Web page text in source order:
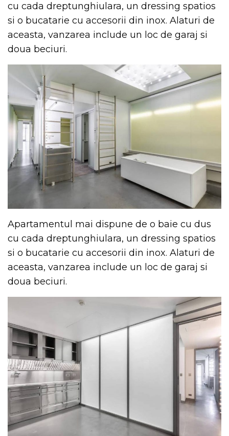
cu cada dreptunghiulara, un dressing spatios
si o bucatarie cu accesorii din inox. Alaturi de
aceasta, vanzarea include un loc de garaj si
doua beciuri.
Apartamentul mai dispune de o baie cu dus
cu cada dreptunghiulara, un dressing spatios
si o bucatarie cu accesorii din inox. Alaturi de
aceasta, vanzarea include un loc de garaj si
doua beciuri.